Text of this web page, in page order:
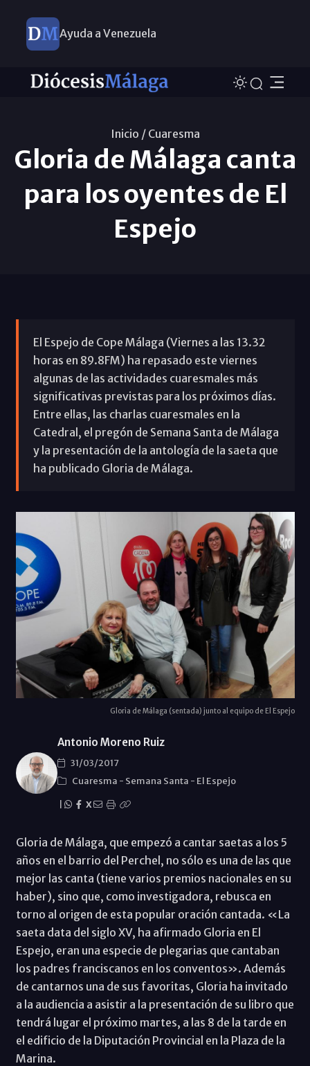
Ayuda a Venezuela
Inicio / Cuaresma
Gloria de Málaga canta
para los oyentes de El
Espejo
El Espejo de Cope Málaga (Viernes a las 13.32
horas en 89.8FM) ha repasado este viernes
algunas de las actividades cuaresmales más
significativas previstas para los próximos días.
Entre ellas, las charlas cuaresmales en la
Catedral, el pregón de Semana Santa de Málaga
y la presentación de la antología de la saeta que
ha publicado Gloria de Málaga.
Gloria de Málaga (sentada) junto al equipo de El Espejo
Antonio Moreno Ruiz
31/03/2017
Cuaresma - Semana Santa - El Espejo
X
Gloria de Málaga, que empezó a cantar saetas a los 5
años en el barrio del Perchel, no sólo es una de las que
mejor las canta (tiene varios premios nacionales en su
haber), sino que, como investigadora, rebusca en
torno al origen de esta popular oración cantada. «La
saeta data del siglo XV, ha afirmado Gloria en El
Espejo, eran una especie de plegarias que cantaban
los padres franciscanos en los conventos». Además
de cantarnos una de sus favoritas, Gloria ha invitado
a la audiencia a asistir a la presentación de su libro que
tendrá lugar el próximo martes, a las 8 de la tarde en
el edificio de la Diputación Provincial en la Plaza de la
Marina.